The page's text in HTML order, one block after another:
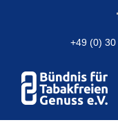
+49 (0)